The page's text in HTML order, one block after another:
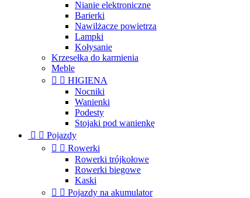
Nianie elektroniczne
Barierki
Nawilżacze powietrza
Lampki
Kołysanie
Krzesełka do karmienia
Meble
  HIGIENA
Nocniki
Wanienki
Podesty
Stojaki pod wanienkę
  Pojazdy
  Rowerki
Rowerki trójkołowe
Rowerki biegowe
Kaski
  Pojazdy na akumulator